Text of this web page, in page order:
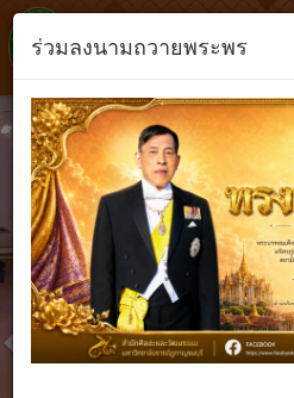
Previous
ร่วมลงนามถวายพระพร